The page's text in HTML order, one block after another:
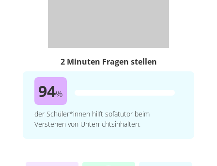
2 Minuten Fragen stellen
94%
der Schüler*innen hilft sofatutor beim
Verstehen von Unterrichtsinhalten.